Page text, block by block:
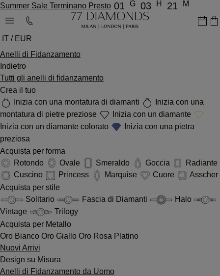
Summer Sale Terminano Presto 01 G 03 H 21 M
IT / EUR
Anelli di Fidanzamento
Indietro
Tutti gli anelli di fidanzamento
Crea il tuo
Inizia con una montatura di diamanti
Inizia con una
montatura di pietre preziose
Inizia con un diamante
Inizia con un diamante colorato
Inizia con una pietra
preziosa
Acquista per forma
Rotondo
Ovale Smeraldo Goccia
Radiante
Cuscino
Princess Marquise Cuore
Asscher
Acquista per stile
Solitario
Fascia di Diamanti
Halo
Vintage
Trilogy
Acquista per Metallo
Oro Bianco Oro Giallo Oro Rosa Platino
Nuovi Arrivi
Design su Misura
Anelli di Fidanzamento da Uomo